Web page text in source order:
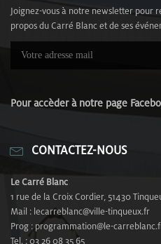
Joignez-vous à notre newsletter pour
propos du Carré Blanc et de ses
Pour accèder à notre page
CONTACTEZ-NOUS
Le Carré Blanc
1 rue de la Croix Cordier, 51430
Mail : lecarreblanc@ville-tinqueux.fr
Prog : programmation@le-
Tel. : 03 26 08 35 65